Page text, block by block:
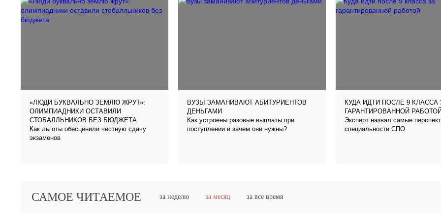
«ЛЮДИ БУКВАЛЬНО ЗЕМЛЮ ЖРУТ»:
ОЛИМПИАДНИКИ ОСТАВИЛИ
СТОБАЛЛЬНИКОВ БЕЗ БЮДЖЕТА
Как льготы обесценили честную сдачу
экзаменов
ВУЗЫ ЗАМАНИВАЮТ АБИТУРИЕНТОВ
ДЕНЬГАМИ
Как устроены разовые выплаты при
поступлении и зачем они нужны?
КУДА ИДТИ ПОСЛЕ 9 КЛАССА
ГАРАНТИРОВАННОЙ РАБОТОЙ
Эксперт назвал самые
специальности СПО
САМОЕ ЧИТАЕМОЕ за неделю за месяц за все время